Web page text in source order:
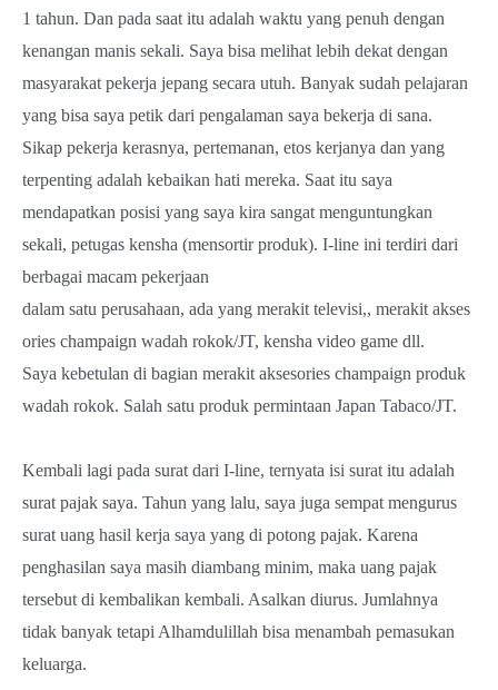
1 tahun. Dan pada saat itu adalah waktu yang penuh dengan
kenangan manis sekali. Saya bisa melihat lebih dekat dengan
masyarakat pekerja jepang secara utuh. Banyak sudah pelajaran
yang bisa saya petik dari pengalaman saya bekerja di sana.
Sikap pekerja kerasnya, pertemanan, etos kerjanya dan yang
terpenting adalah kebaikan hati mereka. Saat itu saya
mendapatkan posisi yang saya kira sangat menguntungkan
sekali, petugas kensha (mensortir produk). I-line ini terdiri dari
berbagai macam pekerjaan
dalam satu perusahaan, ada yang merakit televisi,, merakit akses
ories champaign wadah rokok/JT, kensha video game dll.
Saya kebetulan di bagian merakit aksesories champaign produk
wadah rokok. Salah satu produk permintaan Japan Tabaco/JT.
Kembali lagi pada surat dari I-line, ternyata isi surat itu adalah
surat pajak saya. Tahun yang lalu, saya juga sempat mengurus
surat uang hasil kerja saya yang di potong pajak. Karena
penghasilan saya masih diambang minim, maka uang pajak
tersebut di kembalikan kembali. Asalkan diurus. Jumlahnya
tidak banyak tetapi Alhamdulillah bisa menambah pemasukan
keluarga.